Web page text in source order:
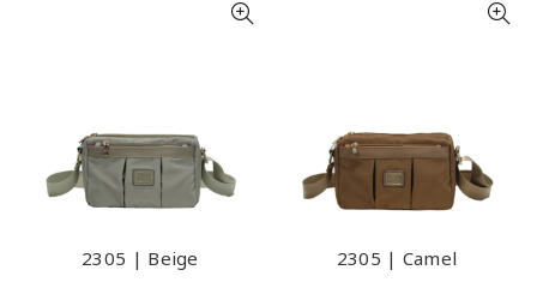
2305 | Beige 2305 | Camel